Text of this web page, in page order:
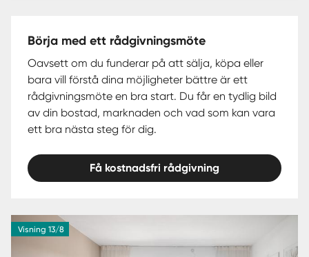
Börja med ett rådgivningsmöte
Oavsett om du funderar på att sälja, köpa eller
bara vill förstå dina möjligheter bättre är ett
rådgivningsmöte en bra start. Du får en tydlig bild
av din bostad, marknaden och vad som kan vara
ett bra nästa steg för dig.
Få kostnadsfri rådgivning
Visning 13/8